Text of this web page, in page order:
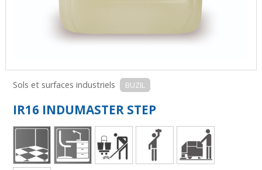
Sols et surfaces industriels BUZIL
IR16 INDUMASTER STEP